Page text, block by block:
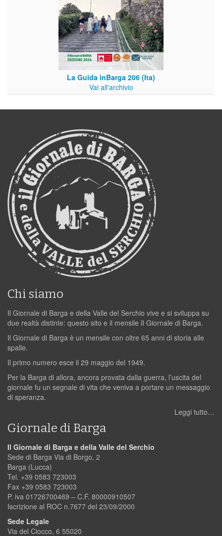
La Guida inBarga 206 (Ita)
Vai all'archivio
Chi siamo
Il Giornale di Barga e della Valle del Serchio vive e si sviluppa su
due realtà distinte: questo sito e il mensile Il Giornale di Barga.
Il Giornale di Barga è un mensile con oltre 65 anni di storia alle
spalle.
Il primo numero esce il 29 maggio del 1949.
Per la Barga di allora, ancora provata dalla guerra, l’uscita del
giornale fu un segnale di vita che veniva a portare un messaggio
di speranza.
Leggi tutto…
Giornale di Barga
Il Giornale di Barga e della Valle del Serchio
Sede di Barga Via di Borgo, 2
Barga (Lucca)
Tel. +39 0583 723003
Fax +39 0583 723003
P. iva 01726700469 – C.F. 80000910507
Iscrizione al ROC n.7677 del 23/09/2000
Sede Legale
Via del Ciocco, 6 55020